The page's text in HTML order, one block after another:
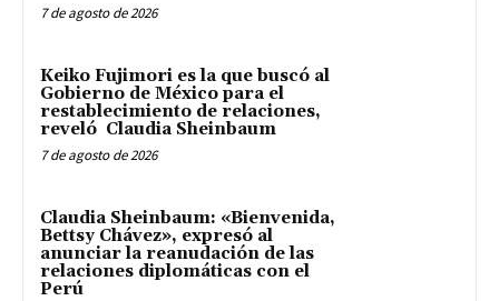
7 de agosto de 2026
Keiko Fujimori es la que buscó al
Gobierno de México para el
restablecimiento de relaciones,
reveló Claudia Sheinbaum
7 de agosto de 2026
Claudia Sheinbaum: «Bienvenida,
Bettsy Chávez», expresó al
anunciar la reanudación de las
relaciones diplomáticas con el
Perú